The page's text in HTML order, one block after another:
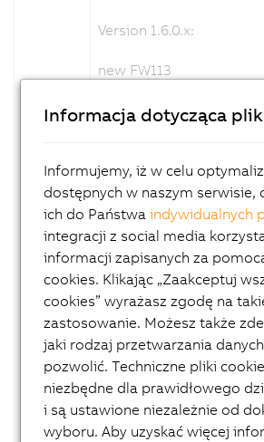
Version 1.6.0.x:
new FW113
optimization of the
new help
Configuration
Firmware changed: Yes
Version 1.5.0.x:
new FW111
various optimisations
status led adapted blink
support C-mount variant
new help
Channel description
Configuration
Firmware changed: Yes
Informacja dotycząca
Informujemy, iż w celu
dostępnych w naszym serwisie,
ich do Państwaindywidualnych
integracji z social media
informacji zapisanych za
cookies. Klikając „Zaakceptuj
cookies” wyrażasz zgodę na
zastosowanie. Możesz także
jaki rodzaj przetwarzania danych
pozwolić. Techniczne pliki
niezbędne dla prawidłowego
i są ustawione niezależnie od
wyboru. Aby uzyskać więcej